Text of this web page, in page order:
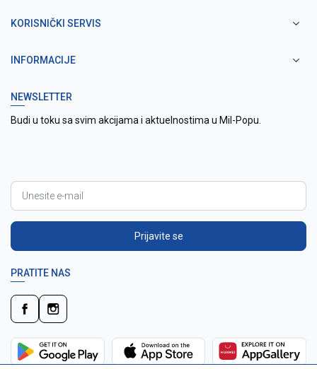
KORISNIČKI SERVIS
INFORMACIJE
NEWSLETTER
Budi u toku sa svim akcijama i aktuelnostima u Mil-Popu.
Prijavite se
PRATITE NAS